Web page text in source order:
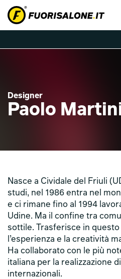
Designer
Paolo
Nasce a Cividale del Friuli
studi, nel 1986 entra nel
e ci rimane fino al 1994
Udine. Ma il confine tra
sottile. Trasferisce in
l’esperienza e la creatività
Ha collaborato con le più
italiana per la realizzazione
internazionali.